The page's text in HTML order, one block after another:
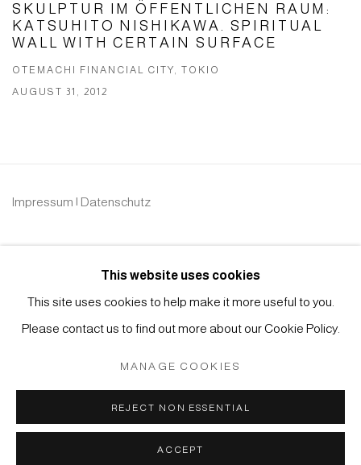
SKULPTUR IM ÖFFENTLICHEN RAUM:
KATSUHITO NISHIKAWA. SPIRITUAL
WALL WITH CERTAIN SURFACE
OTEMACHI FINANCIAL CITY, TOKIO
AUGUST 31, 2012
Impressum | Datenschutz
Manage cookies
This website uses cookies
This site uses cookies to help make it more useful to you.
Please contact us to find out more about our Cookie Policy.
MANAGE COOKIES
REJECT NON ESSENTIAL
ACCEPT